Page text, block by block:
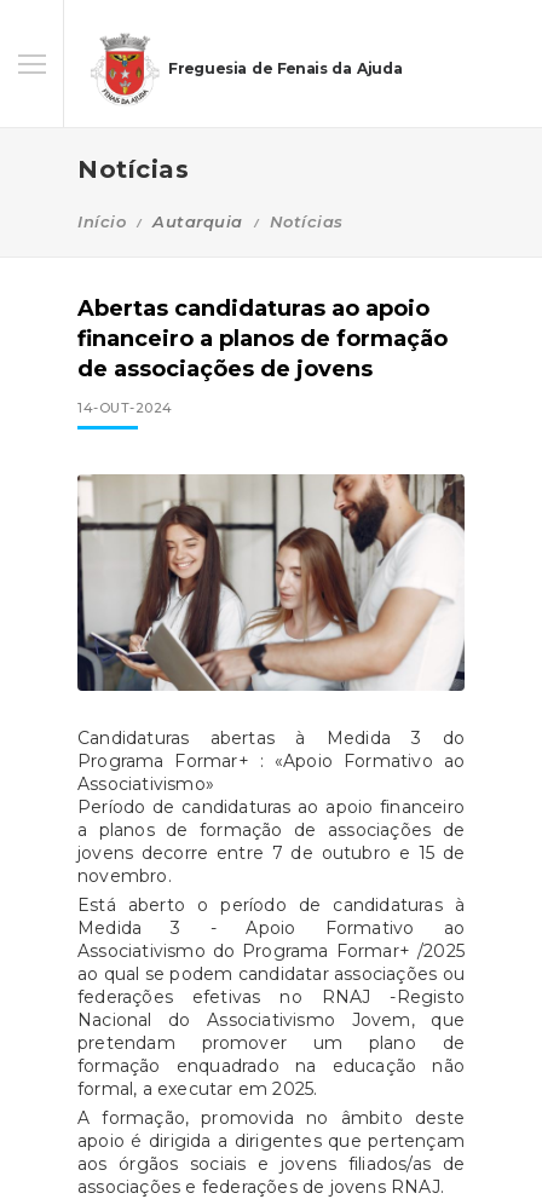
Freguesia de Fenais da Ajuda
Notícias
Início Autarquia Notícias
Abertas candidaturas ao apoio
financeiro a planos de formação
de associações de jovens
14-OUT-2024
Candidaturas abertas à Medida 3 do
Programa Formar+ : «Apoio Formativo ao
Associativismo»
Período de candidaturas ao apoio financeiro
a planos de formação de associações de
jovens decorre entre 7 de outubro e 15 de
novembro.
Está aberto o período de candidaturas à
Medida 3 - Apoio Formativo ao
Associativismo do Programa Formar+ /2025
ao qual se podem candidatar associações ou
federações efetivas no RNAJ -Registo
Nacional do Associativismo Jovem, que
pretendam promover um plano de
formação enquadrado na educação não
formal, a executar em 2025.
A formação, promovida no âmbito deste
apoio é dirigida a dirigentes que pertençam
aos órgãos sociais e jovens filiados/as de
associações e federações de jovens RNAJ.